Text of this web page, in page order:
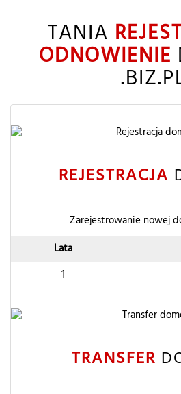
TANIA
ODNOWIENIE
REJESTRACJA
Zarejestrowanie nowej
Lata
1
TRANSFER